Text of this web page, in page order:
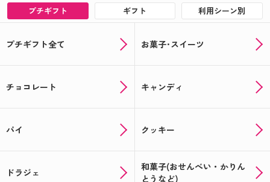
プチギフト ギフト 利用シーン別
プチギフト全て お菓子･スイーツ
チョコレート キャンディ
パイ クッキー
ドラジェ
和菓子(おせんべい・かりん
とうなど)